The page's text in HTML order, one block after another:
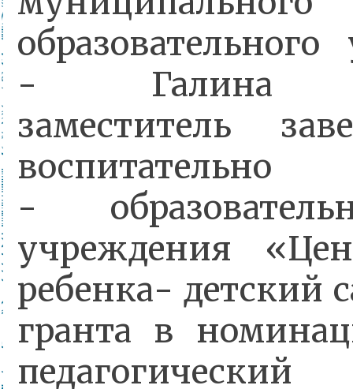
- Галина
заместитель
воспитательно
-
учреждения
ребенка- детский
гранта в